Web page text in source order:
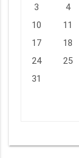
3
4
10
11
17
18
24
25
31